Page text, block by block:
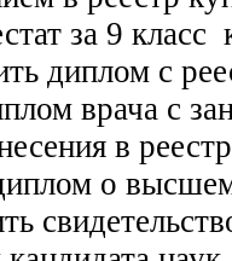
за 9 класс
диплом с
врача с
в
о